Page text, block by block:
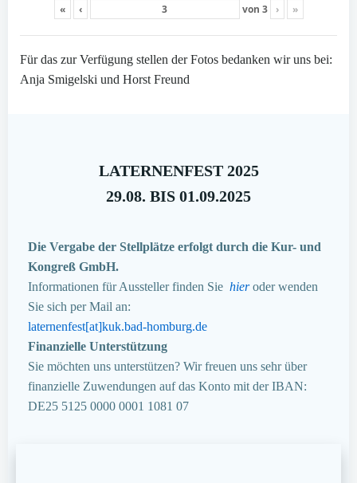
« ‹ von 3 › »
Für das zur Verfügung stellen der Fotos bedanken wir uns bei:
Anja Smigelski und Horst Freund
LATERNENFEST 2025
29.08. BIS 01.09.2025
Die Vergabe der Stellplätze erfolgt durch die Kur- und
Kongreß GmbH.
Informationen für Aussteller finden Sie hieroder wenden
Sie sich per Mail an:
laternenfest[at]kuk.bad-homburg.de
Finanzielle Unterstützung
Sie möchten uns unterstützen? Wir freuen uns sehr über
finanzielle Zuwendungen auf das Konto mit der IBAN:
DE25 5125 0000 0001 1081 07